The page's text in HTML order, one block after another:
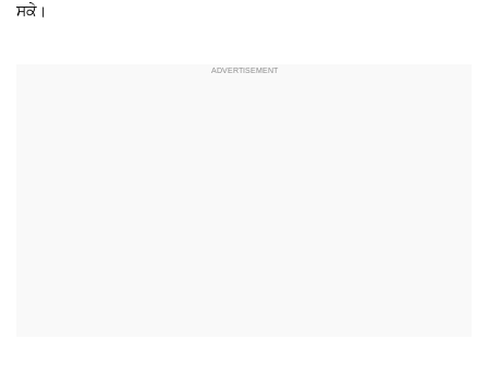
ਸਕੇ।